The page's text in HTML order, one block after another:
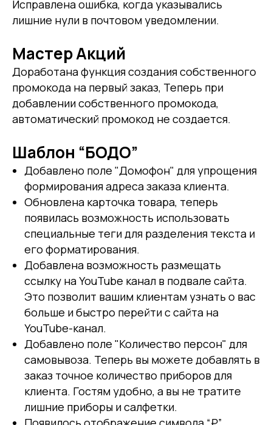
Исправлена ошибка, когда указывались
лишние нули в почтовом уведомлении.
Мастер Акций
Доработана функция создания собственного
промокода на первый заказ, Теперь при
добавлении собственного промокода,
автоматический промокод не создается.
Шаблон “БОДО”
Добавлено поле "Домофон" для упрощения
формирования адреса заказа клиента.
Обновлена карточка товара, теперь
появилась возможность использовать
специальные теги для разделения текста и
его форматирования.
Добавлена возможность размещать
ссылку на YouTube канал в подвале сайта.
Это позволит вашим клиентам узнать о вас
больше и быстро перейти с сайта на
YouTube-канал.
Добавлено поле "Количество персон" для
самовывоза. Теперь вы можете добавлять в
заказ точное количество приборов для
клиента. Гостям удобно, а вы не тратите
лишние приборы и салфетки.